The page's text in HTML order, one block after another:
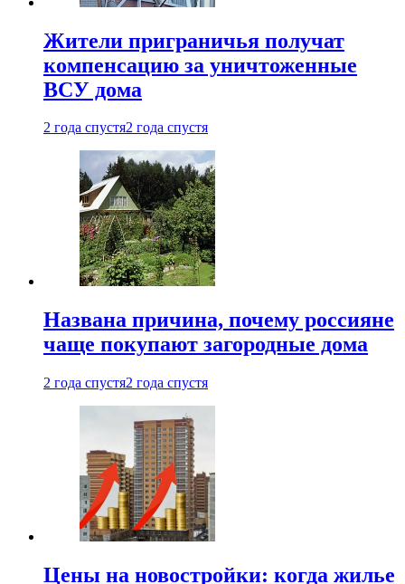
Жители приграничья получат
компенсацию за уничтоженные
ВСУ дома
2 года спустя2 года спустя
Названа причина, почему россияне
чаще покупают загородные дома
2 года спустя2 года спустя
Цены на новостройки: когда жилье